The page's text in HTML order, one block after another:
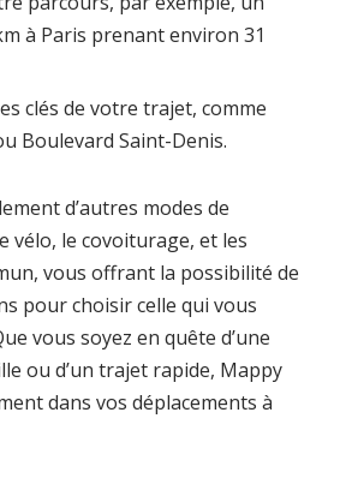
à Paris prenant environ 31
clés de votre trajet, comme
Boulevard Saint-Denis.
d’autres modes de
vélo, le covoiturage, et les
vous offrant la possibilité de
pour choisir celle qui vous
vous soyez en quête d’une
ou d’un trajet rapide, Mappy
dans vos déplacements à